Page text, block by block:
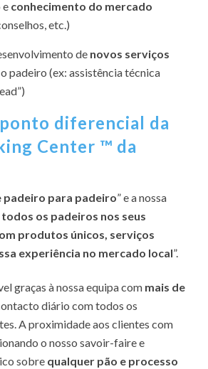
e conhecimento do mercado
etc.)
denovos serviços
padeiro (ex: assistência técnica
diferencial da
Center ™ da
padeiro para padeiro” e a nossa
os padeiros nos seus
produtos únicos, serviços
experiência no mercado local”.
graças à nossa equipa com mais de
diário com todos os
A proximidade aos clientes com
o nosso savoir-faire e
sobre qualquer pão e processo